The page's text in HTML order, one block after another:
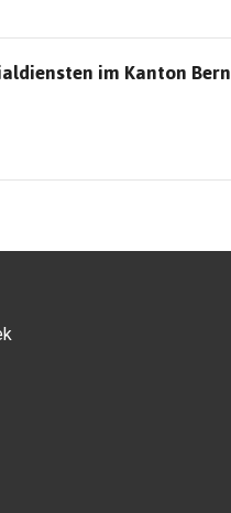
im Kanton Bern